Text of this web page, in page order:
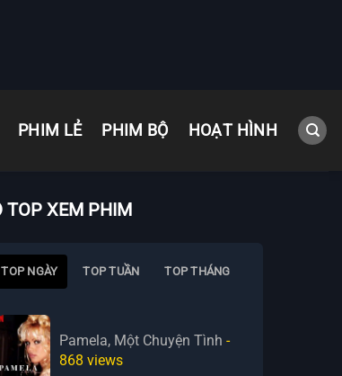
PHIM LẺ PHIM BỘ HOẠT HÌNH
TOP XEM PHIM
TOP NGÀY TOP TUẦN TOP THÁNG
Pamela, Một Chuyện Tình -
868 views